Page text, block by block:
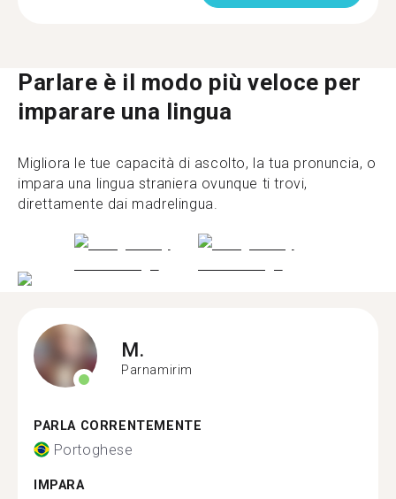
Parlare è il modo più veloce per
imparare una lingua
Migliora le tue capacità di ascolto, la tua pronuncia, o
impara una lingua straniera ovunque ti trovi,
direttamente dai madrelingua.
M.
Parnamirim
PARLA CORRENTEMENTE
Portoghese
IMPARA